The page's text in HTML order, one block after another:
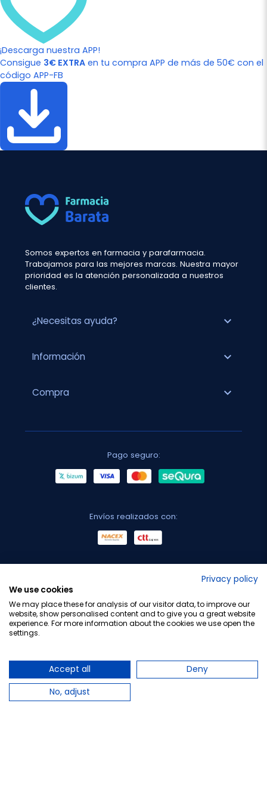
¡Descarga nuestra APP!
Consigue 3€ EXTRA en tu compra APP de más de 50€ con el
código APP-FB
Somos expertos en farmacia y parafarmacia.
Trabajamos para las mejores marcas. Nuestra mayor
prioridad es la atención personalizada a nuestros
clientes.
¿Necesitas ayuda? expand_more
Información expand_more
Compra expand_more
Pago seguro:
Envíos realizados con:
Privacy policy
We use cookies
We may place these for analysis of our visitor data, to improve our
website, show personalised content and to give you a great website
experience. For more information about the cookies we use open the
settings.
Accept all
Deny
No, adjust